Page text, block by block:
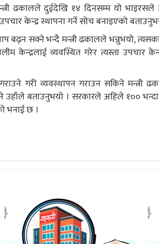
ढकालले दुईदेखि १४ दिनसम्म यो
केन्द्र स्थापना गर्ने सोच बनाइएको
बढ्न सक्ने भन्दै मन्त्री ढकालले भन्नुभयो,
केन्द्रलाई व्यवस्थित गरेर त्यस्ता उपचार
गरी व्यवस्थापन गराउन सकिने मन्त्री
उहाँले बताउनुभयो । सरकारले अहिले १००
भनाई छ ।